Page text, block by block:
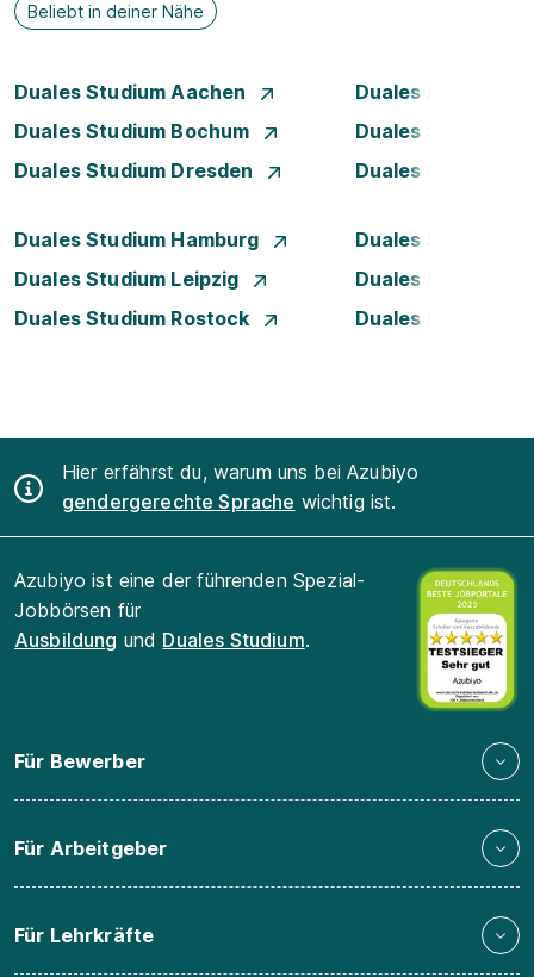
Beliebt in deiner Nähe
Duales Studium Aachen
Duales Studium
Duales Studium Bochum
Duales Studium
Duales Studium Dresden
Duales Studium
Duales Studium Hamburg
Duales Studium
Duales Studium Leipzig
Duales Studium
Duales Studium Rostock
Duales Studium
Hier erfährst du, warum uns bei Azubiyo
gendergerechte Sprache wichtig ist.
Azubiyo ist eine der führenden Spezial-
Jobbörsen für
Ausbildung und Duales Studium.
Für Bewerber
Für Arbeitgeber
Für Lehrkräfte